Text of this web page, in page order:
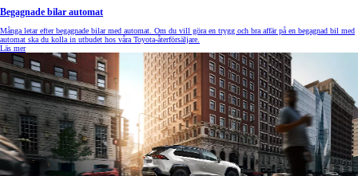
Begagnade bilar automat
Många letar efter begagnade bilar med automat. Om du vill göra en trygg och bra affär på en begagnad bil med
automat ska du kolla in utbudet hos våra Toyota-återförsäljare.
Läs mer